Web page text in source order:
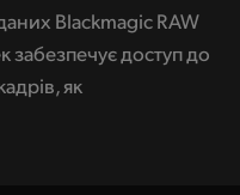
Blackmagic RAW
забезпечує доступ до
як